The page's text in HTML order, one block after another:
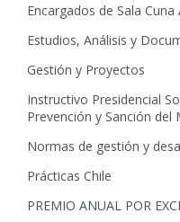
Encargados de Sala
Estudios, Análisis y
Gestión y Proyectos
Instructivo Presidencial
Prevención y Sanción
Normas de gestión y
Prácticas Chile
PREMIO ANUAL POR